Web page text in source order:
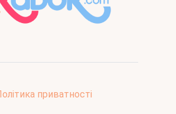
приватності